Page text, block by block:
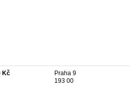
Kč
Praha 9
193 00